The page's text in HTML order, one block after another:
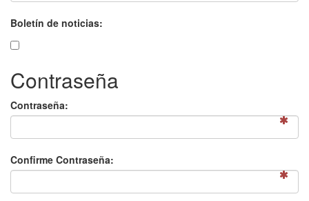
Boletín de noticias:
Contraseña
Contraseña:
Confirme Contraseña: